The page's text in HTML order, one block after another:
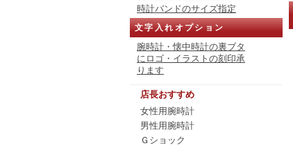
時計バンドのサイズ指定
文字入れオプション
腕時計・懐中時計の裏ブタ
にロゴ・イラストの刻印承
ります
店長おすすめ
女性用腕時計
男性用腕時計
Ｇショック